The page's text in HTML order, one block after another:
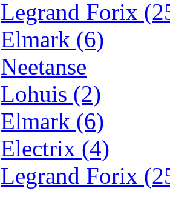
Legrand Forix
Elmark (6)
Neetanse
Lohuis (2)
Elmark (6)
Electrix (4)
Legrand Forix